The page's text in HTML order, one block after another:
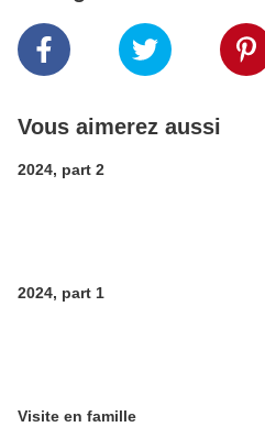
Vous aimerez aussi
2024, part 2
2024, part 1
Visite en famille